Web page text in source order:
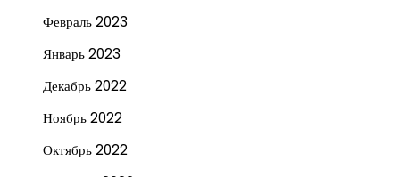
Февраль 2023
Январь 2023
Декабрь 2022
Ноябрь 2022
Октябрь 2022